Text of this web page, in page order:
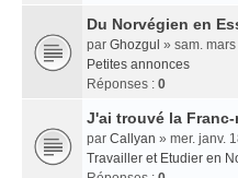
Du Norvégien en
par Ghozgul » sam.
Petites annonces
Réponses : 0
J'ai trouvé la
par Callyan » mer. janv.
Travailler et Etudier en